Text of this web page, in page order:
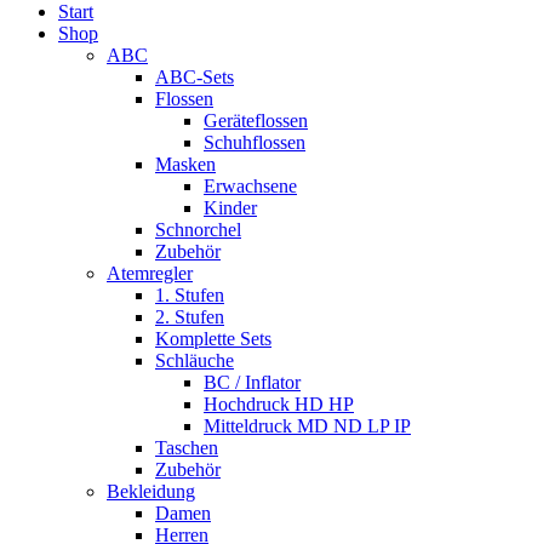
Start
Shop
ABC
ABC-Sets
Flossen
Geräteflossen
Schuhflossen
Masken
Erwachsene
Kinder
Schnorchel
Zubehör
Atemregler
1. Stufen
2. Stufen
Komplette Sets
Schläuche
BC / Inflator
Hochdruck HD HP
Mitteldruck MD ND LP IP
Taschen
Zubehör
Bekleidung
Damen
Herren